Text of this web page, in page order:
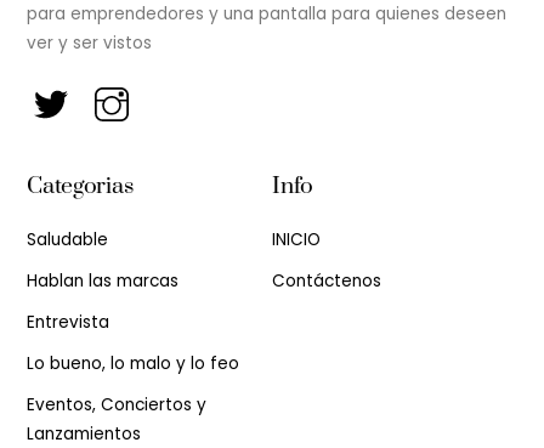
para emprendedores y una pantalla para quienes deseen
ver y ser vistos
Categorias
Saludable
Hablan las marcas
Entrevista
Lo bueno, lo malo y lo feo
Eventos, Conciertos y
Lanzamientos
Info
INICIO
Contáctenos